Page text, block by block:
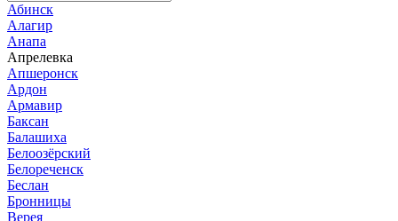
Абинск
Алагир
Анапа
Апрелевка
Апшеронск
Ардон
Армавир
Баксан
Балашиха
Белоозёрский
Белореченск
Беслан
Бронницы
Верея